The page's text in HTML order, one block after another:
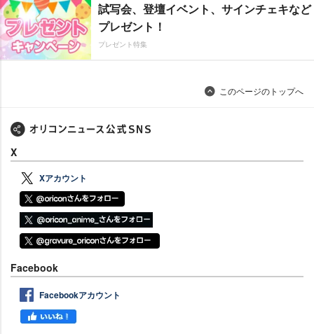
試写会、登壇イベント、サインチェキなど
プレゼント！
プレゼント特集
このページのトップへ
X
Xアカウント
Facebook
Facebookアカウント